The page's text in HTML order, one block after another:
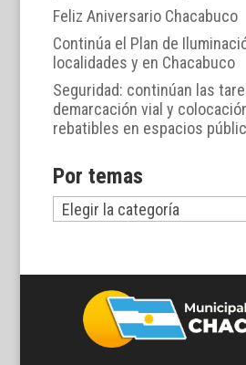
Feliz Aniversario Chacabuco
Continúa el Plan de
localidades y en Chacabuco
Seguridad: continúan las
demarcación vial y
rebatibles en espacios
Por temas
Por
temas